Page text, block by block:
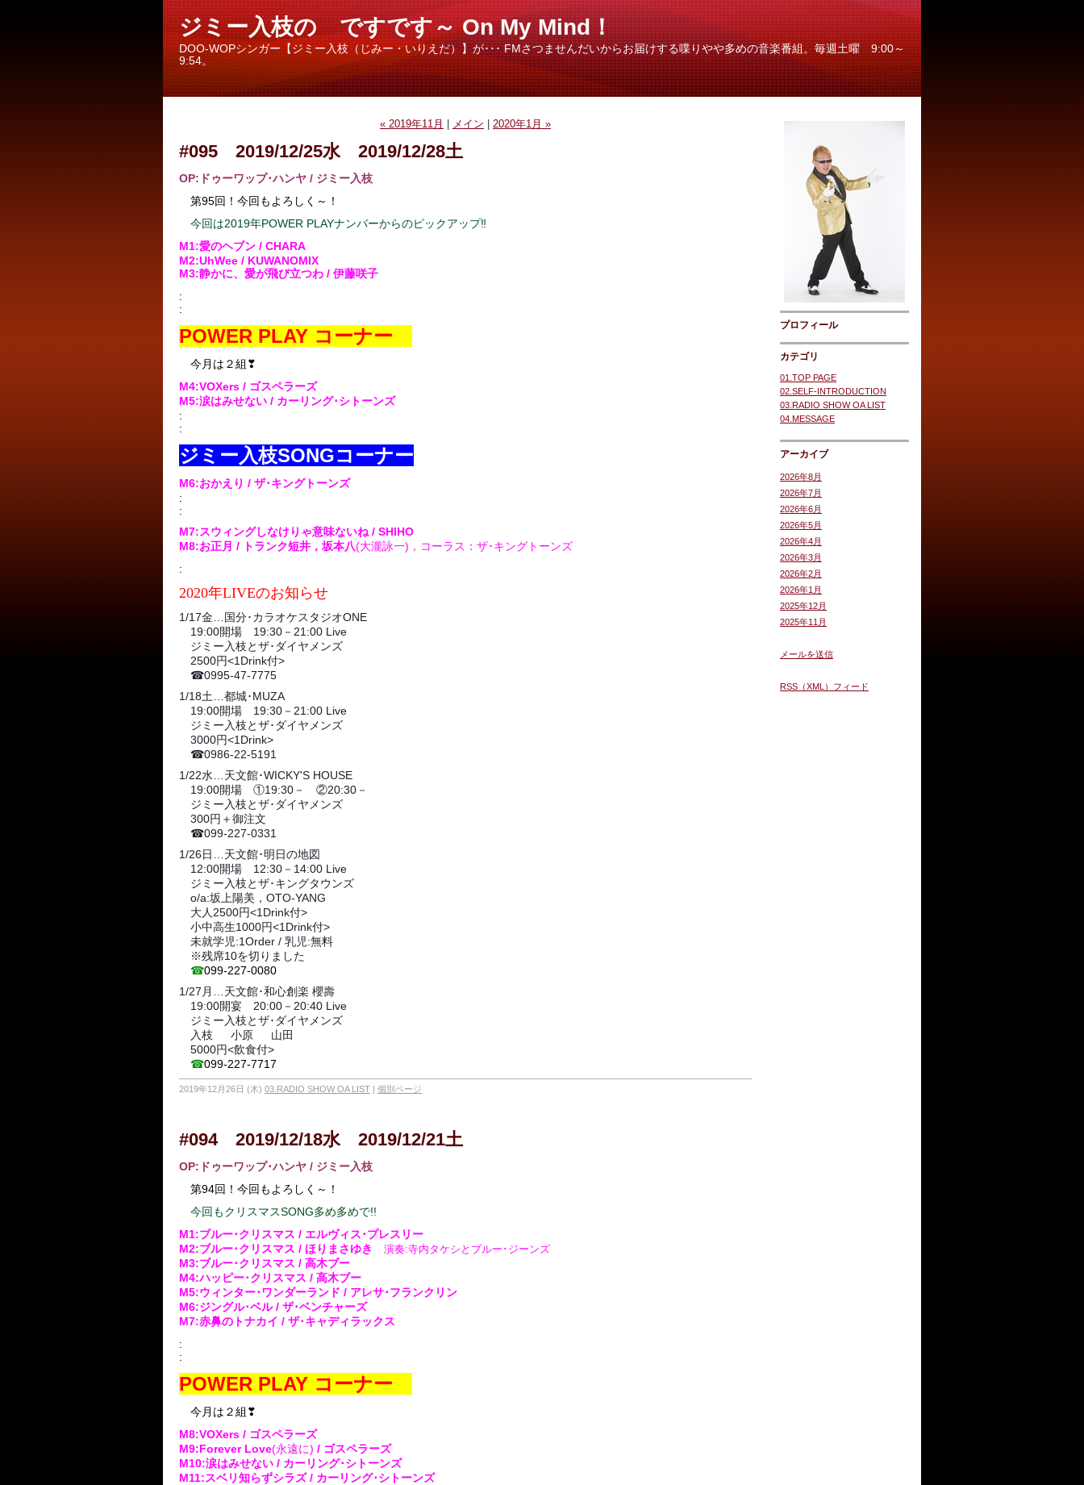
ジミー入枝の ですです～ On My Mind！
DOO-WOPシンガー【ジミー入枝（じみー・いりえだ）】が･･･ FMさつませんだいからお届けする喋りやや多めの音楽番組。毎週土曜 9:00～
9:54。
« 2019年11月 メイン 2020年1月 »
#095 2019/12/25水 2019/12/28土
OP:ドゥーワップ･ハンヤ / ジミー入枝
第95回！今回もよろしく～！
今回は2019年POWER PLAYナンバーからのピックアップ‼
M1:愛のヘブン / CHARA
M2:UhWee / KUWANOMIX
M3:静かに、愛が飛び立つわ / 伊藤咲子
:
:
POWER PLAY コーナー
今月は２組❣
M4:VOXers / ゴスペラーズ
M5:涙はみせない / カーリング･シトーンズ
:
:
ジミー入枝SONGコーナー
M6:おかえり / ザ･キングトーンズ
:
:
M7:スウィングしなけりゃ意味ないね / SHIHO
M8:お正月 / トランク短井，坂本八(大瀧詠一)，コーラス：ザ･キングトーンズ
:
2020年LIVEのお知らせ
1/17金…国分･カラオケスタジオONE
19:00開場 19:30－21:00 Live
ジミー入枝とザ･ダイヤメンズ
2500円<1Drink付>
☎0995-47-7775
1/18土…都城･MUZA
19:00開場 19:30－21:00 Live
ジミー入枝とザ･ダイヤメンズ
3000円<1Drink>
☎0986-22-5191
1/22水…天文館･WICKY'S HOUSE
19:00開場 ①19:30－ ②20:30－
ジミー入枝とザ･ダイヤメンズ
300円＋御注文
☎099-227-0331
1/26日…天文館･明日の地図
12:00開場 12:30－14:00 Live
ジミー入枝とザ･キングタウンズ
o/a:坂上陽美，OTO-YANG
大人2500円<1Drink付>
小中高生1000円<1Drink付>
未就学児:1Order / 乳児:無料
※残席10を切りました
☎099-227-0080
1/27月…天文館･和心創楽 櫻壽
19:00開宴 20:00－20:40 Live
ジミー入枝とザ･ダイヤメンズ
入枝
小原 山田
5000円<飲食付>
☎099-227-7717
2019年12月26日 (木) 03.RADIO SHOW OA LIST | 個別ページ
#094 2019/12/18水 2019/12/21土
OP:ドゥーワップ･ハンヤ / ジミー入枝
第94回！今回もよろしく～！
今回もクリスマスSONG多め多めで!!
M1:ブルー･クリスマス / エルヴィス･プレスリー
M2:ブルー･クリスマス / ほりまさゆき 演奏:寺内タケシとブルー･ジーンズ
M3:ブルー･クリスマス / 高木ブー
M4:ハッピー･クリスマス / 高木ブー
M5:ウィンター･ワンダーランド / アレサ･フランクリン
M6:ジングル･ベル / ザ･ベンチャーズ
M7:赤鼻のトナカイ / ザ･キャディラックス
:
:
POWER PLAY コーナー
今月は２組❣
M8:VOXers / ゴスペラーズ
M9:Forever Love(永遠に) / ゴスペラーズ
M10:涙はみせない / カーリング･シトーンズ
M11:スベリ知らずシラズ / カーリング･シトーンズ
プロフィール
カテゴリ
01.TOP PAGE
02.SELF-INTRODUCTION
03.RADIO SHOW OA LIST
04.MESSAGE
アーカイブ
2026年8月
2026年7月
2026年6月
2026年5月
2026年4月
2026年3月
2026年2月
2026年1月
2025年12月
2025年11月
メールを送信
RSS（XML）フィード